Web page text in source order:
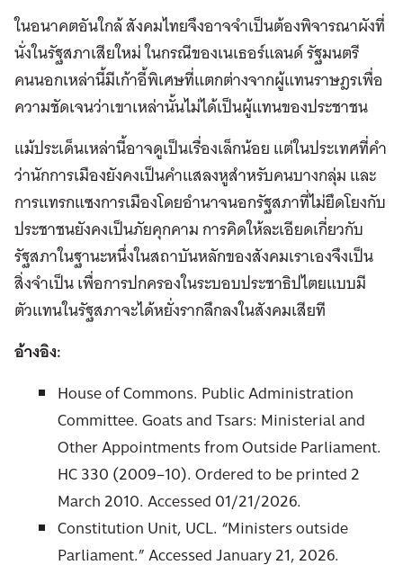
ในอนาคตอันใกล้ สังคมไทยจึงอาจจำเป็นต้องพิจารณาผังที่
นั่งในรัฐสภาเสียใหม่ ในกรณีของเนเธอร์แลนด์ รัฐมนตรี
คนนอกเหล่านี้มีเก้าอี้พิเศษที่แตกต่างจากผู้แทนราษฎรเพื่อ
ความชัดเจนว่าเขาเหล่านั้นไม่ได้เป็นผู้แทนของประชาชน
แม้ประเด็นเหล่านี้อาจดูเป็นเรื่องเล็กน้อย แต่ในประเทศที่คำ
ว่านักการเมืองยังคงเป็นคำแสลงหูสำหรับคนบางกลุ่ม และ
การแทรกแซงการเมืองโดยอำนาจนอกรัฐสภาที่ไม่ยึดโยงกับ
ประชาชนยังคงเป็นภัยคุกคาม การคิดให้ละเอียดเกี่ยวกับ
รัฐสภาในฐานะหนึ่งในสถาบันหลักของสังคมเราเองจึงเป็น
สิ่งจำเป็น เพื่อการปกครองในระบอบประชาธิปไตยแบบมี
ตัวแทนในรัฐสภาจะได้หยั่งรากลึกลงในสังคมเสียที
อ้างอิง:
House of Commons. Public Administration
Committee. Goats and Tsars: Ministerial and
Other Appointments from Outside Parliament.
HC 330 (2009–10). Ordered to be printed 2
March 2010. Accessed 01/21/2026.
Constitution Unit, UCL. “Ministers outside
Parliament.” Accessed January 21, 2026.